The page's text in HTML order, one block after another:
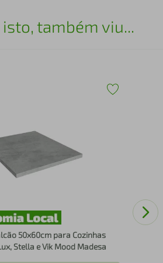
também viu...
50x60cm para Cozinhas
Stella e Vik Mood Madesa